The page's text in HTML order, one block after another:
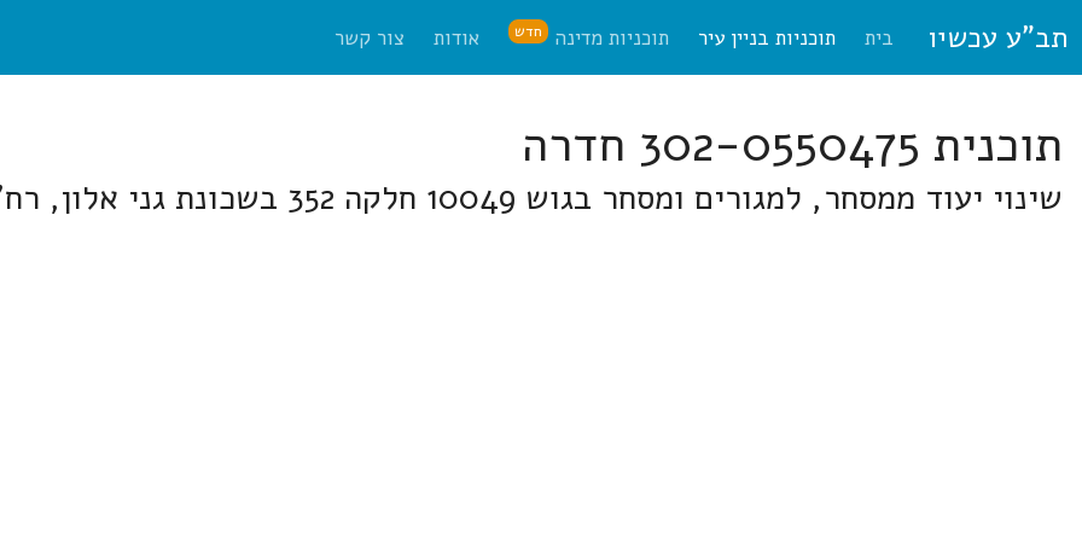
תב"ע עכשיו בית תוכניות בניין עיר תוכניות מדינה חדש אודות צור קשר
תוכנית 302-0550475 חדרה
שינוי יעוד ממסחר, למגורים ומסחר בגוש 10049 חלקה 352 בשכונת גני אלון, רח' שמואלזון פינת משה דיין